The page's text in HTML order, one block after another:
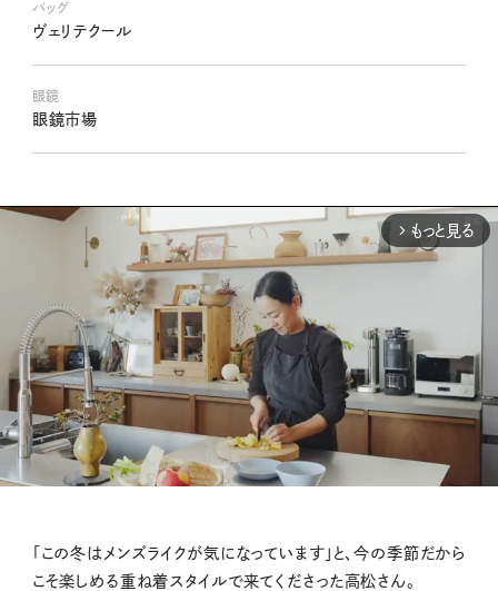
バッグ
ヴェリテクール
眼鏡
眼鏡市場
arrow_forward_ios もっと見る
M
「この冬はメンズライクが気になっています」と、今の季節だから
こそ楽しめる重ね着スタイルで来てくださった高松さん。